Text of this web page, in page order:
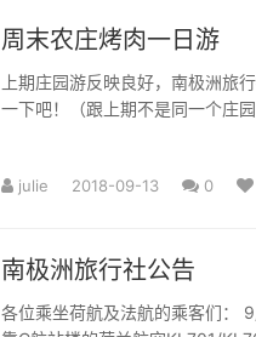
周末农庄烤肉一日游
上期庄园游反映良好，南极洲旅
一下吧！（跟上期不是同一个庄
julie 2018-09-13 0
南极洲旅行社公告
各位乘坐荷航及法航的乘客们： 9月17日起Ezeiza机场C航站楼进行基础设施的改造，原先停